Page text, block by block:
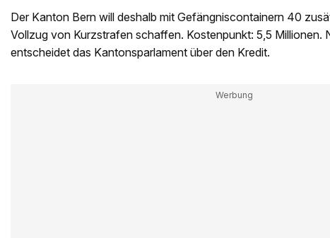
Der Kanton Bern will deshalb mit Gefängniscontainern 40
Vollzug von Kurzstrafen schaffen. Kostenpunkt: 5,5 Millionen.
entscheidet das Kantonsparlament über den Kredit.